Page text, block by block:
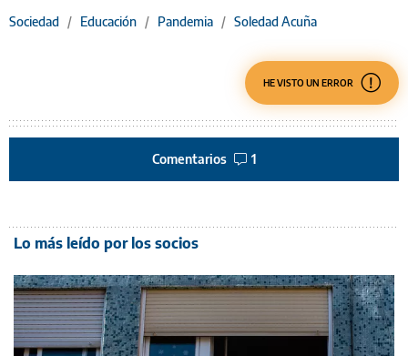
Sociedad / Educación / Pandemia / Soledad Acuña
HE VISTO UN ERROR
Comentarios 1
Lo más leído por los socios